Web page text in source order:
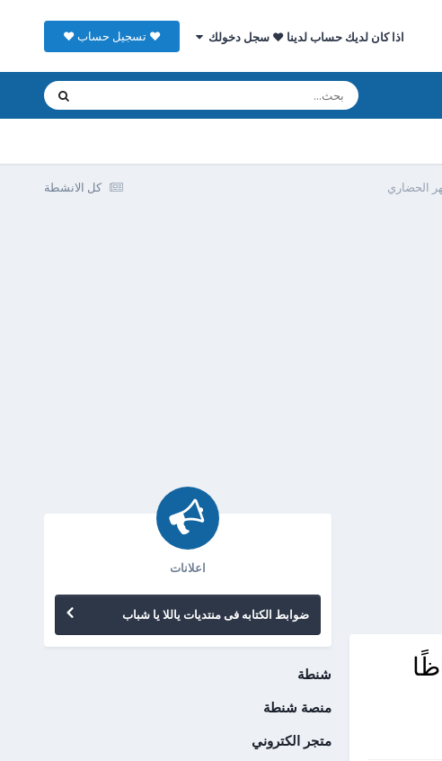
اذا كان لديك حساب لدينا ♥ سجل دخولك ♥ تسجيل حساب ♥
كل الانشطة الحضاري
اعلانات
ضوابط الكتابه فى منتديات ياللا يا شباب
شنطة
منصة شنطة
متجر الكتروني